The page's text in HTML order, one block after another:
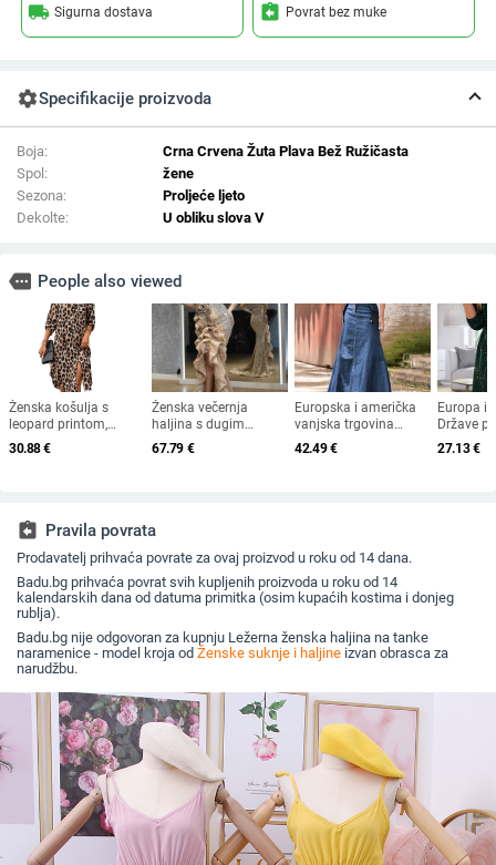
local_shipping Sigurna dostava assignment_return Povrat bez muke
settingsSpecifikacije proizvoda
Boja:
Crna Crvena Žuta Plava Bež Ružičasta
Spol:
žene
Sezona:
Proljeće ljeto
Dekolte:
U obliku slova V
more People also viewed
Ženska košulja s
leopard printom,
europska i američka
vanjska trgovina,
ženska midi haljina s
razdjelnim uzorkom
30.88€
Ženska večernja
haljina s dugim
rukavima, visokim
strukom, duga suknja,
67.79 €
Europska i američka
vanjska trgovina
ženska suknja
Amazon AliExpress
42.49€
Europa i
Države
jesen i
Amazon
27.13€
assignment_return Pravila povrata
Prodavatelj prihvaća povrate za ovaj proizvod u roku od 14 dana.
Badu.bg prihvaća povrat svih kupljenih proizvoda u roku od 14
kalendarskih dana od datuma primitka (osim kupaćih kostima i donjeg
rublja).
Badu.bg nije odgovoran za kupnju Ležerna ženska haljina na tanke
naramenice - model kroja od Ženske suknje i haljine izvan obrasca za
narudžbu.